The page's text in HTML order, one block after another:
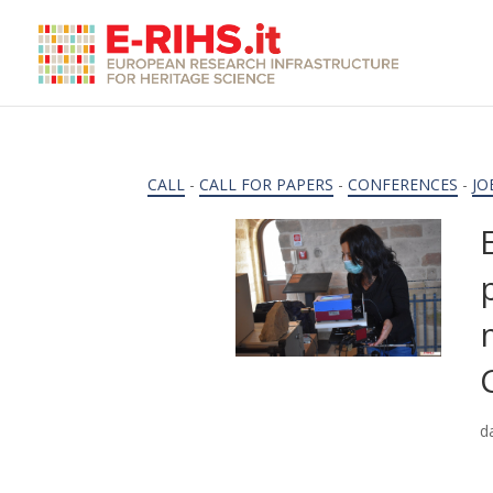
CALL -CALL FOR PAPERS -CONFERENCES -